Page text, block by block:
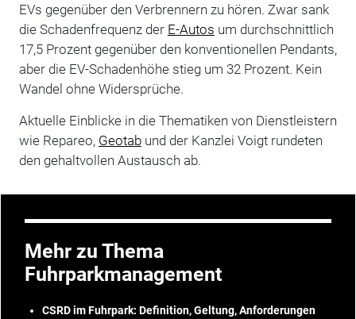
EVs gegenüber den Verbrennern zu hören. Zwar sank
die Schadenfrequenz der E-Autos um durchschnittlich
17,5 Prozent gegenüber den konventionellen Pendants,
aber die EV-Schadenhöhe stieg um 32 Prozent. Kein
Wandel ohne Widersprüche.
Aktuelle Einblicke in die Thematiken von Dienstleistern
wie Repareo, Geotabund der Kanzlei Voigt rundeten
den gehaltvollen Austausch ab.
Mehr zu Thema
Fuhrparkmanagement
CSRD im Fuhrpark: Definition, Geltung, Anforderungen